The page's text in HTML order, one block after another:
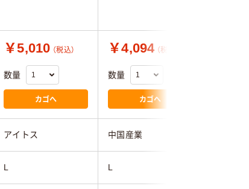
￥5,010 （税込）
数量
カゴへ
￥4,094 （税込）
数量
カゴへ
アイトス 中国産業
L L